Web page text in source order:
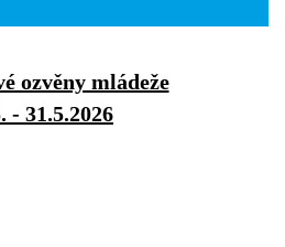
ozvěny mládeže
- 31.5.2026